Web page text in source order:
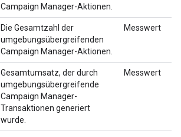
Campaign Manager-Aktionen.
Die Gesamtzahl der
umgebungsübergreifenden
Campaign Manager-Aktionen.
Messwert
Gesamtumsatz, der durch
umgebungsübergreifende
Campaign Manager-
Transaktionen generiert
wurde.
Messwert